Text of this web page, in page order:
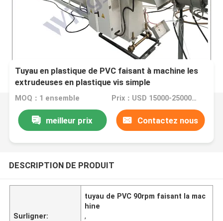
Tuyau en plastique de PVC faisant à machine les
extrudeuses en plastique vis simple
MOQ：1 ensemble Prix：USD 15000-25000 per set
meilleur prix Contactez nous
DESCRIPTION DE PRODUIT
Surligner:
tuyau de PVC 90rpm faisant la mac
hine
,